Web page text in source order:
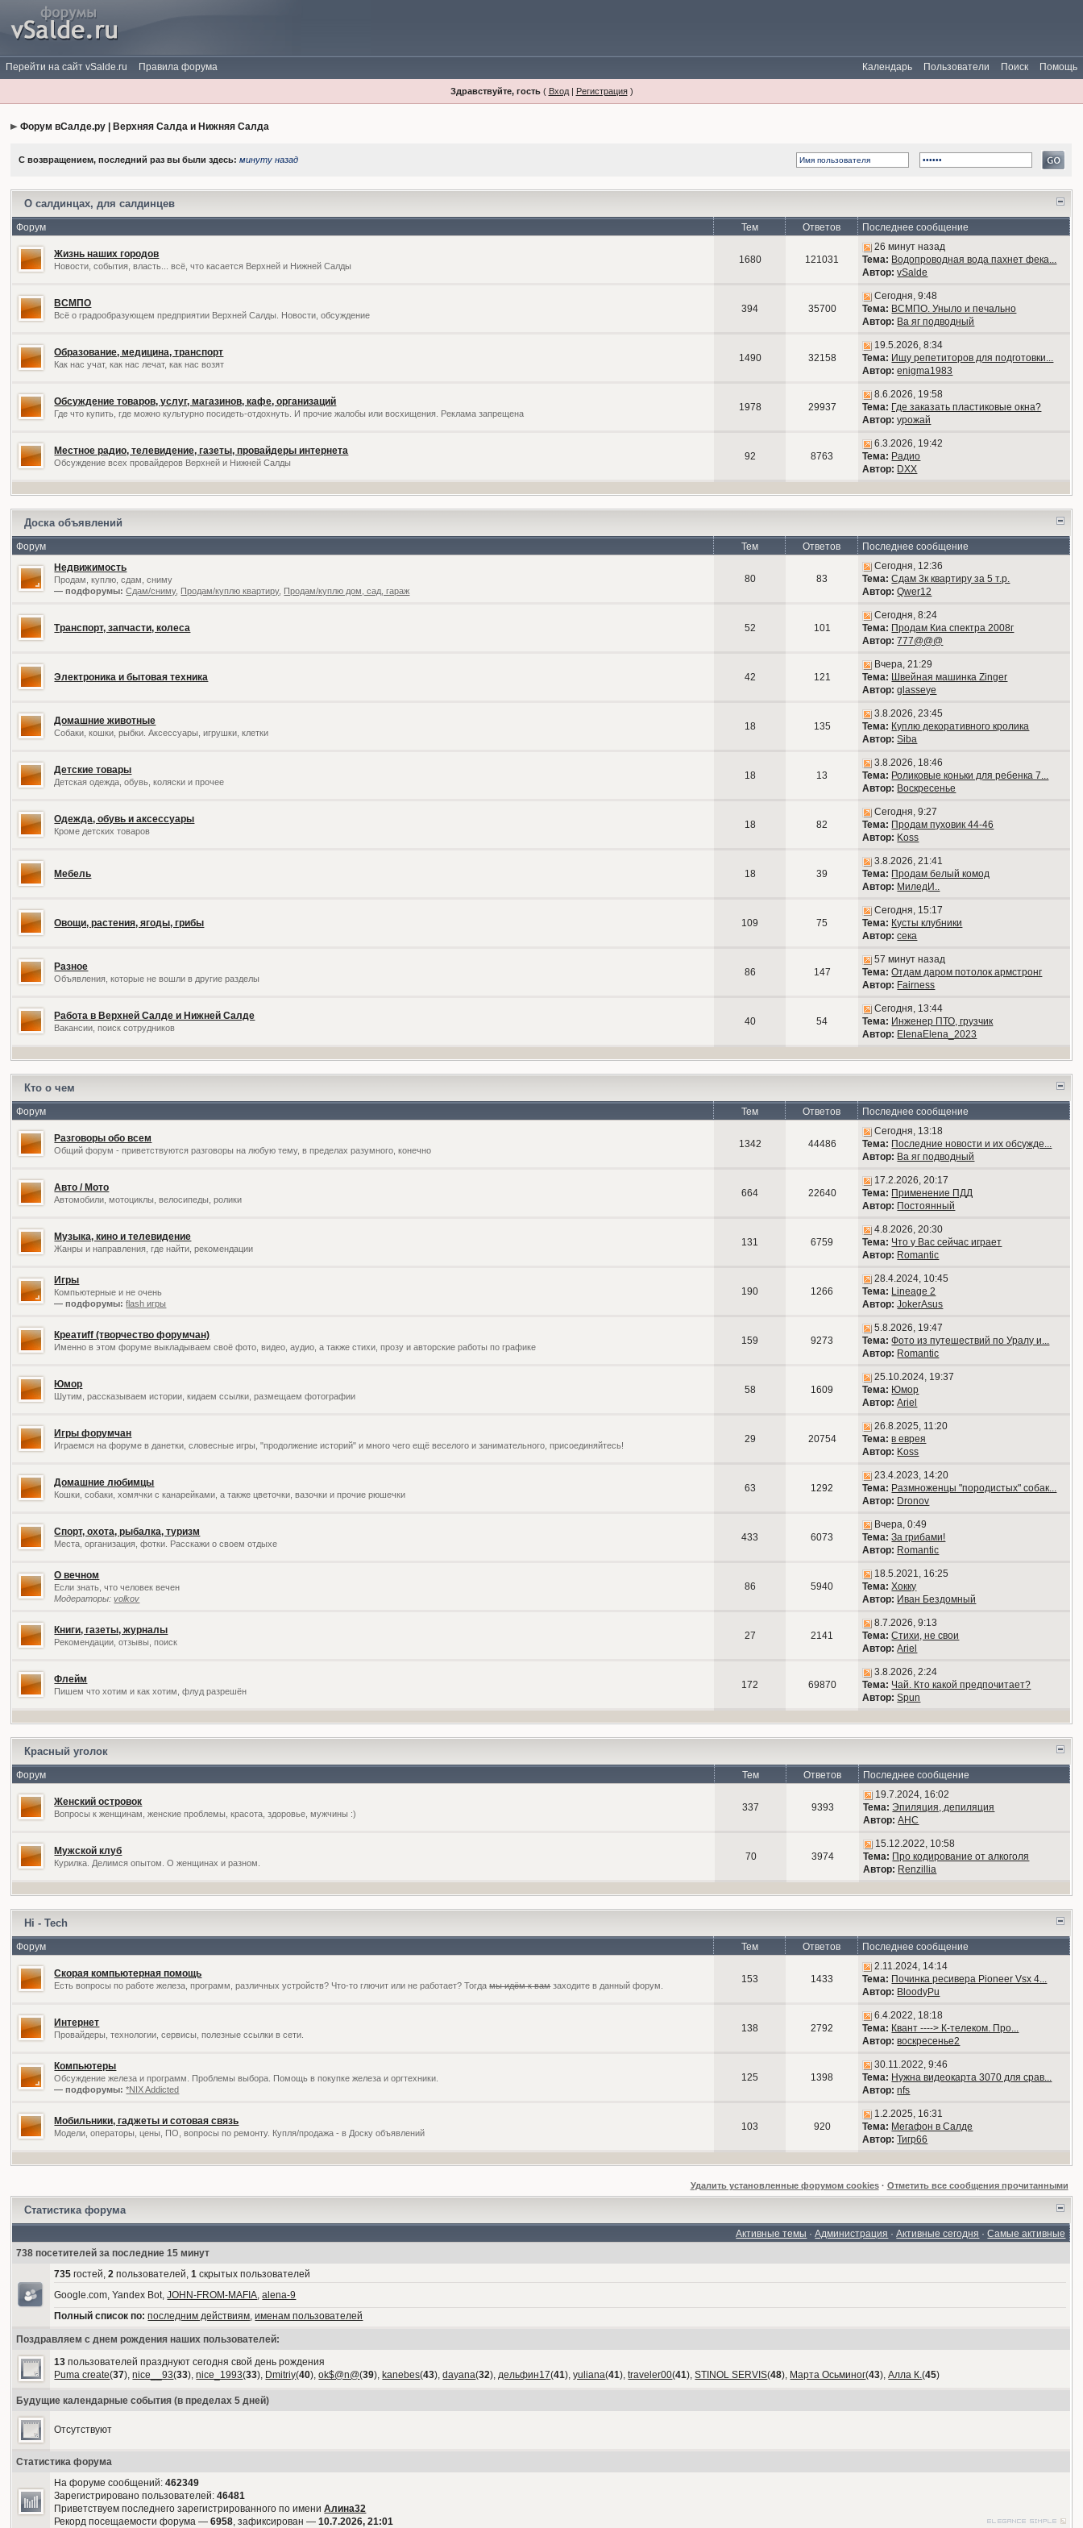
Перейти на сайт vSalde.ru Правила форума Помощь
Поиск
Пользователи
Календарь
Здравствуйте, гость( Вход| Регистрация)
Форум вСалде.ру | Верхняя Салда и Нижняя Салда
С возвращением, последний раз вы были здесь:минуту назад
О салдинцах, для салдинцев
Форум Тем Ответов Последнее сообщение
Жизнь наших городов
Новости, события, власть... всё, что касается Верхней и Нижней Салды
1680 121031
26 минут назад
Тема: Водопроводная вода пахнет фека...
Автор: vSalde
ВСМПО
Всё о градообразующем предприятии Верхней Салды. Новости, обсуждение
394 35700
Сегодня, 9:48
Тема: ВСМПО. Уныло и печально
Автор: Ва яг подводный
Образование, медицина, транспорт
Как нас учат, как нас лечат, как нас возят
1490 32158
19.5.2026, 8:34
Тема: Ищу репетиторов для подготовки...
Автор: enigma1983
Обсуждение товаров, услуг, магазинов, кафе, организаций
Где что купить, где можно культурно посидеть-отдохнуть. И прочие жалобы или восхищения. Реклама запрещена
1978 29937
8.6.2026, 19:58
Тема: Где заказать пластиковые окна?
Автор: урожай
Местное радио, телевидение, газеты, провайдеры интернета
Обсуждение всех провайдеров Верхней и Нижней Салды
92 8763
6.3.2026, 19:42
Тема: Радио
Автор: DXX
Доска объявлений
Форум Тем Ответов
Последнее сообщение
Недвижимость
Продам, куплю, сдам, сниму
— подфорумы: Сдам/сниму, Продам/куплю квартиру, Продам/куплю дом, сад, гараж
80 83
Сегодня, 12:36
Тема: Сдам 3к квартиру за 5 т.р.
Автор: Qwer12
Транспорт, запчасти, колеса 52 101
Сегодня, 8:24
Тема: Продам Киа спектра 2008г
Автор: 777@@@
Электроника и бытовая техника 42 121
Вчера, 21:29
Тема: Швейная машинка Zinger
Автор: glasseye
Домашние животные
Собаки, кошки, рыбки. Аксессуары, игрушки, клетки
18 135
3.8.2026, 23:45
Тема: Куплю декоративного кролика
Автор: Siba
Детские товары
Детская одежда, обувь, коляски и прочее
18 13
3.8.2026, 18:46
Тема: Роликовые коньки для ребенка 7...
Автор: Воскресенье
Одежда, обувь и аксессуары
Кроме детских товаров
18 82
Сегодня, 9:27
Тема: Продам пуховик 44-46
Автор: Koss
Мебель 18 39
3.8.2026, 21:41
Тема: Продам белый комод
Автор: МиледИ..
Овощи, растения, ягоды, грибы 109 75
Сегодня, 15:17
Тема: Кусты клубники
Автор: сека
Разное
Объявления, которые не вошли в другие разделы
86 147
57 минут назад
Тема: Отдам даром потолок армстронг
Автор: Fairness
Работа в Верхней Салде и Нижней Салде
Вакансии, поиск сотрудников
40 54
Сегодня, 13:44
Тема: Инженер ПТО, грузчик
Автор: ElenaElena_2023
Кто о чем
Форум Тем Ответов Последнее сообщение
Разговоры обо всем
Общий форум - приветствуются разговоры на любую тему, в пределах разумного, конечно
1342 44486
Сегодня, 13:18
Тема: Последние новости и их обсужде...
Автор: Ва яг подводный
Авто / Мото
Автомобили, мотоциклы, велосипеды, ролики
664 22640
17.2.2026, 20:17
Тема: Применение ПДД
Автор: Постоянный
Музыка, кино и телевидение
Жанры и направления, где найти, рекомендации
131 6759
4.8.2026, 20:30
Тема: Что у Вас сейчас играет
Автор: Romantic
Игры
Компьютерные и не очень
— подфорумы: flash игры
190 1266
28.4.2024, 10:45
Тема: Lineage 2
Автор: JokerAsus
Креатиff (творчество форумчан)
Именно в этом форуме выкладываем своё фото, видео, аудио, а также стихи, прозу и авторские работы по графике
159 9273
5.8.2026, 19:47
Тема: Фото из путешествий по Уралу и...
Автор: Romantic
Юмор
Шутим, рассказываем истории, кидаем ссылки, размещаем фотографии
58 1609
25.10.2024, 19:37
Тема: Юмор
Автор: Ariel
Игры форумчан
Играемся на форуме в данетки, словесные игры, "продолжение историй" и много чего ещё веселого и занимательного, присоединяйтесь!
29 20754
26.8.2025, 11:20
Тема: в еврея
Автор: Koss
Домашние любимцы
Кошки, собаки, хомячки с канарейками, а также цветочки, вазочки и прочие рюшечки
63 1292
23.4.2023, 14:20
Тема: Размноженцы "породистых" собак...
Автор: Dronov
Спорт, охота, рыбалка, туризм
Места, организация, фотки. Расскажи о своем отдыхе
433 6073
Вчера, 0:49
Тема: За грибами!
Автор: Romantic
О вечном
Если знать, что человек вечен
Модераторы:volkov
86 5940
18.5.2021, 16:25
Тема: Хокку
Автор: Иван Бездомный
Книги, газеты, журналы
Рекомендации, отзывы, поиск
27 2141
8.7.2026, 9:13
Тема: Стихи, не свои
Автор: Ariel
Флейм
Пишем что хотим и как хотим, флуд разрешён
172 69870
3.8.2026, 2:24
Тема: Чай. Кто какой предпочитает?
Автор: Spun
Красный уголок
Форум Тем Ответов Последнее сообщение
Женский островок
Вопросы к женщинам, женские проблемы, красота, здоровье, мужчины :)
337 9393
19.7.2024, 16:02
Тема: Эпиляция, депиляция
Автор: АНС
Мужской клуб
Курилка. Делимся опытом. О женщинах и разном.
70 3974
15.12.2022, 10:58
Тема: Про кодирование от алкоголя
Автор: Renzillia
Hi - Tech
Форум Тем Ответов Последнее сообщение
Скорая компьютерная помощь
Есть вопросы по работе железа, программ, различных устройств? Что-то глючит или не работает? Тогдамы идём к вамзаходите в данный форум.
153 1433
2.11.2024, 14:14
Тема: Починка ресивера Pioneer Vsx 4...
Автор: BloodyPu
Интернет
Провайдеры, технологии, сервисы, полезные ссылки в сети.
138 2792
6.4.2022, 18:18
Тема: Квант ----> К-телеком. Про...
Автор: воскресенье2
Компьютеры
Обсуждение железа и программ. Проблемы выбора. Помощь в покупке железа и оргтехники.
— подфорумы: *NIX Addicted
125 1398
30.11.2022, 9:46
Тема: Нужна видеокарта 3070 для срав...
Автор: nfs
Мобильники, гаджеты и сотовая связь
Модели, операторы, цены, ПО, вопросы по ремонту. Купля/продажа - в Доску объявлений
103 920
1.2.2025, 16:31
Тема: Мегафон в Салде
Автор: Тигр66
Удалить установленные форумом cookies· Отметить все сообщения прочитанными
Статистика форума
Активные темы ·Администрация ·Активные сегодня ·Самые активные
738 посетителей за последние 15 минут
735 гостей,2 пользователей,1 скрытых пользователей
Google.com, Yandex Bot,JOHN-FROM-MAFIA,alena-9
Полный список по: последним действиям,именам пользователей
Поздравляем с днем рождения наших пользователей:
13 пользователей празднуют сегодня свой день рождения
Puma create(37),nice__93(33),nice_1993(33), Dmitriy(40),ok$@n@(39), kanebes(43),dayana(32),дельфин17(41),yuliana(41),traveler00(41),STINOL SERVIS(48), Марта Осьминог(43),Алла К.(45)
Будущие календарные события (в пределах 5 дней)
Отсутствуют
Статистика форума
На форуме сообщений:462349
Зарегистрировано пользователей:46481
Приветствуем последнего зарегистрированного по имениАлина32
Рекорд посещаемости форума —6958, зафиксирован —10.7.2026, 21:01